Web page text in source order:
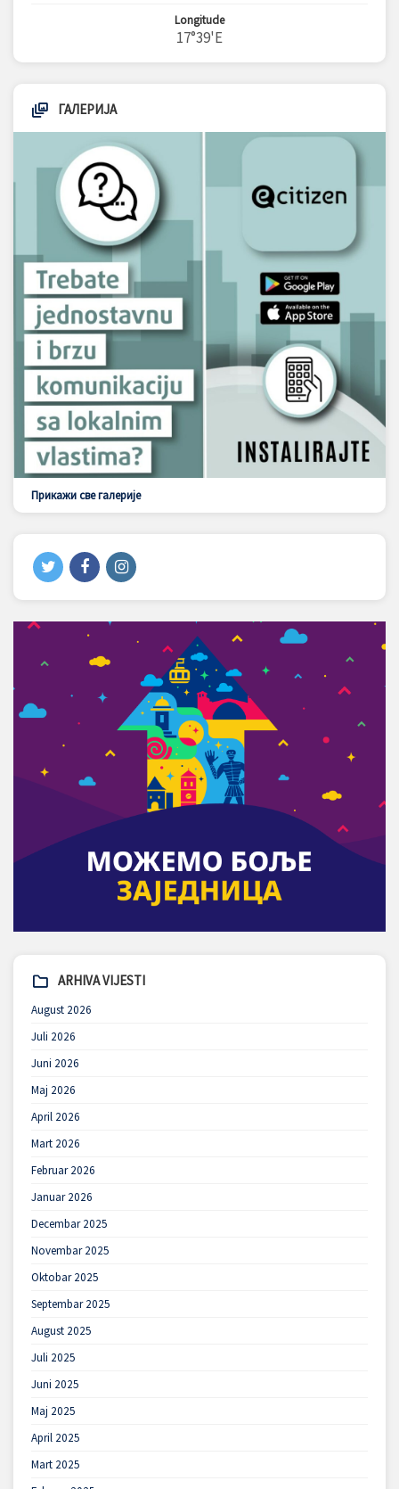
Longitude
17°39'E
ГАЛЕРИЈА
Прикажи све галерије
ARHIVA VIJESTI
August 2026
Juli 2026
Juni 2026
Maj 2026
April 2026
Mart 2026
Februar 2026
Januar 2026
Decembar 2025
Novembar 2025
Oktobar 2025
Septembar 2025
August 2025
Juli 2025
Juni 2025
Maj 2025
April 2025
Mart 2025